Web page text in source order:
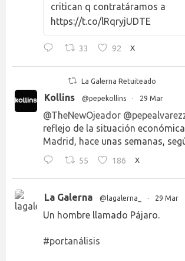
critican q contratáramos a
https://t.co/lRqryjUDTE
33 92 X
La Galerna Retuiteado
Kollins @pepekollins · 29 Mar
@TheNewOjeador
reflejo de la situación
Madrid, hace unas semanas,
55 186 X
La Galerna @lagalerna_ · 29 Mar
Un hombre llamado Pájaro.
#portanálisis